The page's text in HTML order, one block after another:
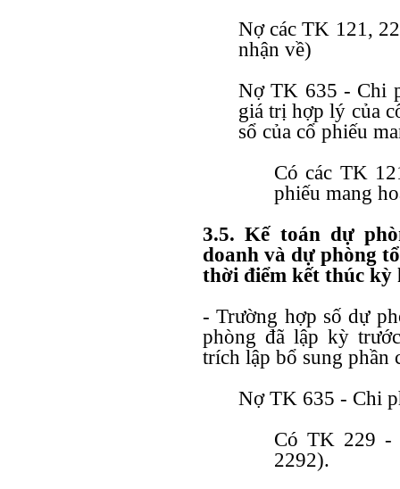
Nợ các TK 121,
nhận về)
Nợ TK 635 - Chi
giá trị hợp lý của
sổ của cổ phiếu
Có các TK
phiếu mang
3.5. Kế toán dự
doanh và dự phòng
thời điểm kết thúc kỳ
- Trường hợp số dự
phòng đã lập kỳ
trích lập bổ sung phần
Nợ TK 635 - Chi
Có TK 229 -
2292).